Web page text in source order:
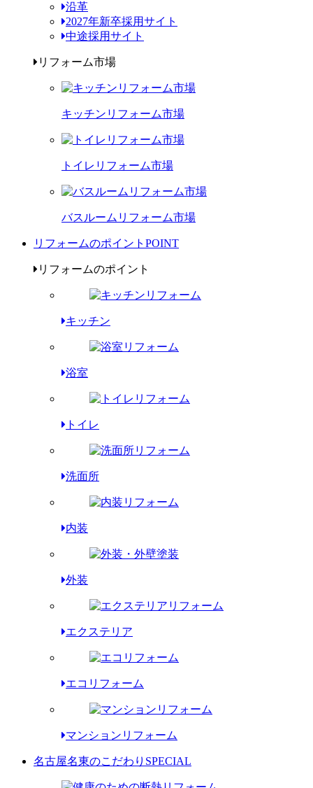
沿革
2027年新卒採用サイト
中途採用サイト
リフォーム市場
キッチンリフォーム市場
トイレリフォーム市場
バスルームリフォーム市場
リフォームのポイント POINT
リフォームのポイント
キッチン
浴室
トイレ
洗面所
内装
外装
エクステリア
エコリフォーム
マンションリフォーム
名古屋名東のこだわり SPECIAL